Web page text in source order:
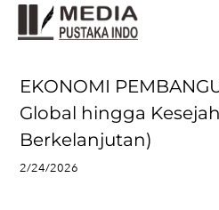
EKONOMI
Global hingga
Berkelanjutan)
2/24/2026